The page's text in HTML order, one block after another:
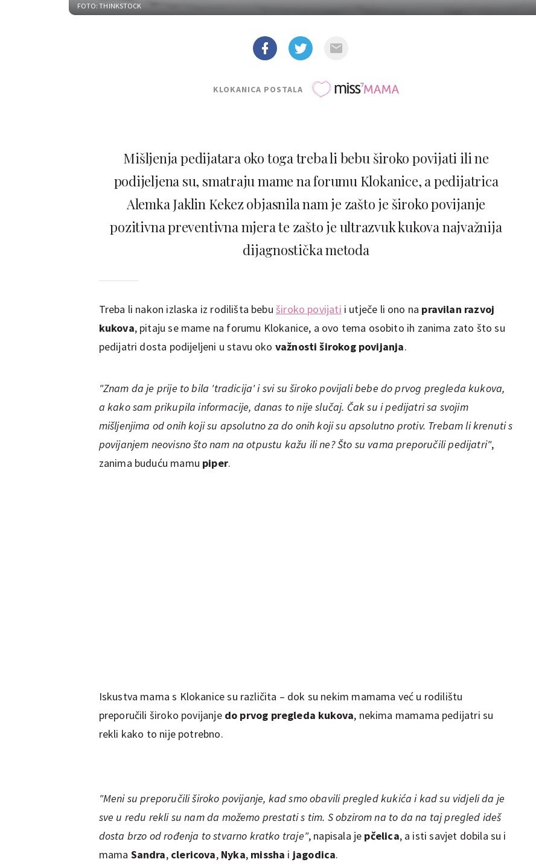
FOTO: THINKSTOCK
KLOKANICA POSTALA
Mišljenja pedijatara oko toga treba li bebu široko povijati ili ne
podijeljena su, smatraju mame na forumu Klokanice, a pedijatrica
Alemka Jaklin Kekez objasnila nam je zašto je široko povijanje
pozitivna preventivna mjera te zašto je ultrazvuk kukova najvažnija
dijagnostička metoda
Treba li nakon izlaska iz rodilišta bebu široko povijati i utječe li ono na pravilan razvoj
kukova, pitaju se mame na forumu Klokanice, a ovo tema osobito ih zanima zato što su
pedijatri dosta podijeljeni u stavu oko važnosti širokog povijanja.
"Znam da je prije to bila 'tradicija' i svi su široko povijali bebe do prvog pregleda kukova,
a kako sam prikupila informacije, danas to nije slučaj. Čak su i pedijatri sa svojim
mišljenjima od onih koji su apsolutno za do onih koji su apsolutno protiv. Trebam li krenuti s
povijanjem neovisno što nam na otpustu kažu ili ne? Što su vama preporučili pedijatri",
zanima buduću mamu piper.
Iskustva mama s Klokanice su različita – dok su nekim mamama već u rodilištu
preporučili široko povijanje do prvog pregleda kukova, nekima mamama pedijatri su
rekli kako to nije potrebno.
"Meni su preporučili široko povijanje, kad smo obavili pregled kukića i kad su vidjeli da je
sve u redu rekli su nam da možemo prestati s tim. S obzirom na to da na taj pregled ideš
dosta brzo od rođenja to stvarno kratko traje", napisala je pčelica, a isti savjet dobila su i
mama Sandra,clericova, Nyka, missha i jagodica.